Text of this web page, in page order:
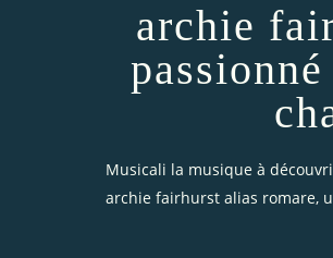
archie
Musicali la musique à
archie fairhurst alias romare,